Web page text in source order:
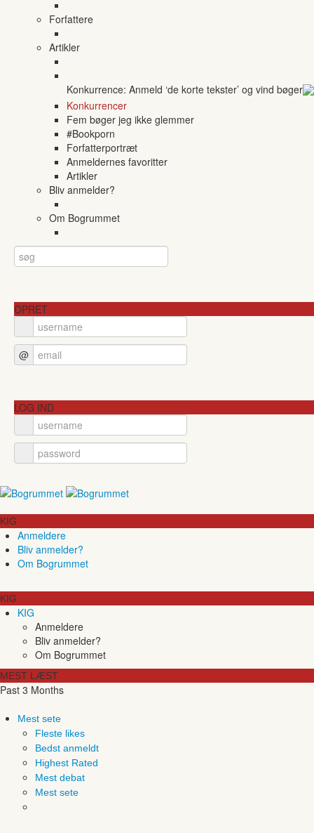
Forfattere
Artikler
Konkurrence: Anmeld ‘de korte tekster’ og vind bøger
Konkurrencer
Fem bøger jeg ikke glemmer
#Bookporn
Forfatterportræt
Anmeldernes favoritter
Artikler
Bliv anmelder?
Om Bogrummet
OPRET
@
LOG IND
KIG
Anmeldere
Bliv anmelder?
Om Bogrummet
KIG
KIG
Anmeldere
Bliv anmelder?
Om Bogrummet
MEST LÆST
Past 3 Months
Mest sete
Fleste likes
Bedst anmeldt
Highest Rated
Mest debat
Mest sete